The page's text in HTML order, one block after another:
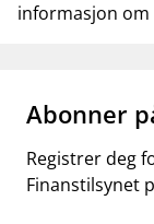
informasjon om
Abonner
Registrer deg
Finanstilsynet